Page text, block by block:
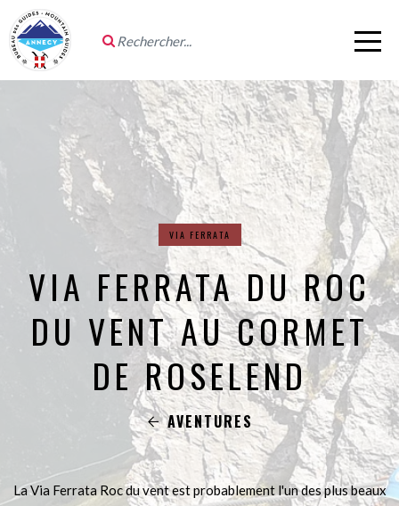
VIA FERRATA
VIA FERRATA DU ROC
DU VENT AU CORMET
DE ROSELEND
AVENTURES
La Via Ferrata Roc du vent est probablement l'un des plus beaux